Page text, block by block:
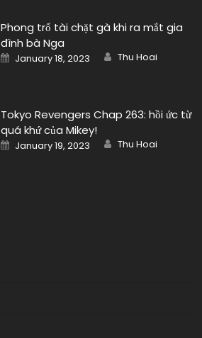
Phong trổ tài chặt gà khi ra mắt gia
đình bà Nga
Posted
on
January 18, 2023 Author
Thu Hoai
Tokyo Revengers Chap 263: hồi ức từ
quá khứ của Mikey!
Posted
on
January 19, 2023 Author
Thu Hoai